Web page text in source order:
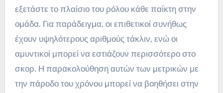
εξετάστε το πλαίσιο του ρόλου κάθε παίκτη στην
ομάδα. Για παράδειγμα, οι επιθετικοί συνήθως
έχουν υψηλότερους αριθμούς τάκλιν, ενώ οι
αμυντικοί μπορεί να εστιάζουν περισσότερο στο
σκορ. Η παρακολούθηση αυτών των μετρικών με
την πάροδο του χρόνου μπορεί να βοηθήσει στην